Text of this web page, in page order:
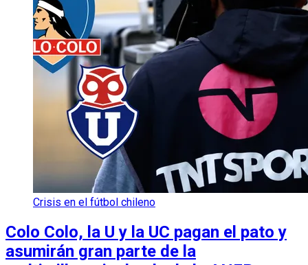
Crisis en el fútbol chileno
Colo Colo, la U y la UC pagan el pato y
asumirán gran parte de la